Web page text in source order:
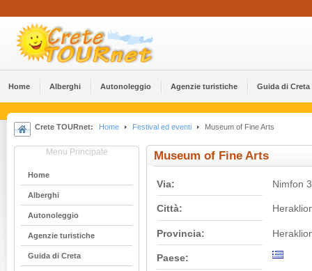
Home Alberghi Αutonoleggio Agenzie turistiche Guida di Creta
Crete TOURnet: Home Festival ed eventi Museum of Fine Arts
Menu Principale
Home
Alberghi
Αutonoleggio
Agenzie turistiche
Guida di Creta
Museum of Fine Arts
Via: Nimfon 3
Città:
Provincia:
Paese: